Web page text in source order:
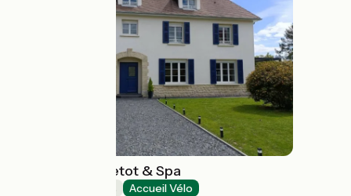
Le Haras d'Havetot & Spa
Accueil Vélo